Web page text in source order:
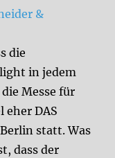
&
die
in jedem
Messe für
eher DAS
statt. Was
dass der